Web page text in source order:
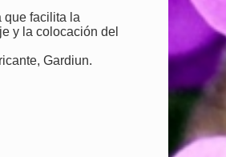
que facilita la
y la colocación del
Gardiun.